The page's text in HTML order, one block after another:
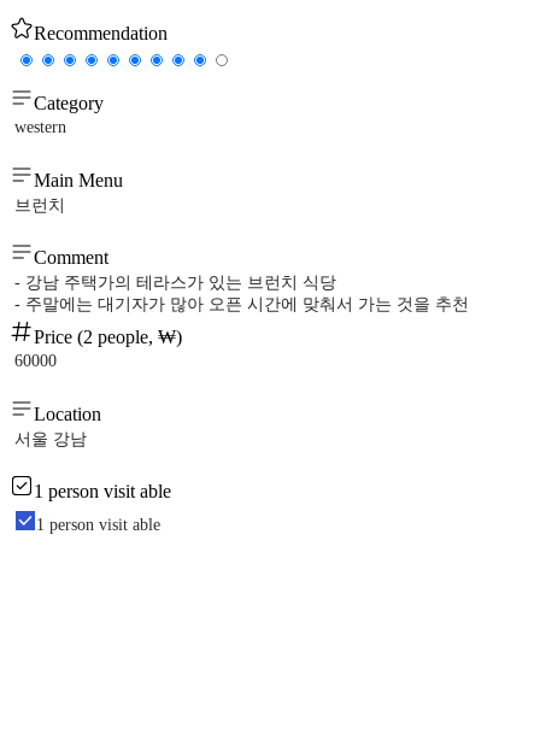
Recommendation
Category
western
Main Menu
브런치
Comment
- 강남 주택가의 테라스가 있는 브런치 식당
- 주말에는 대기자가 많아 오픈 시간에 맞춰서 가는 것을 추천
Price (2 people, ₩)
60000
Location
서울 강남
1 person visit able
1 person visit able